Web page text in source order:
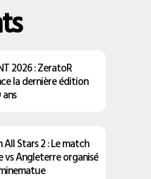
2026 : ZeratoR
la dernière édition
ans
All Stars 2 : Le match
vs Angleterre organisé